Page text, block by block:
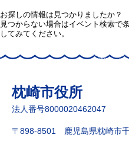
お探しの情報は見つかりましたか？
見つからない場合はイベント検索で
してみてください。
枕崎市役所
法人番号8000020462047
〒898-8501 鹿児島県枕崎市